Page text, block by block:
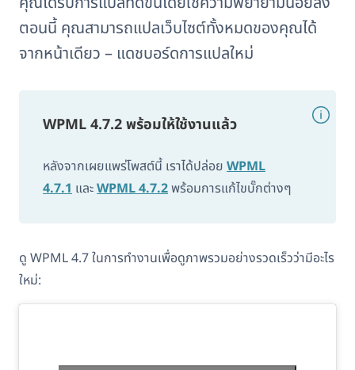
ตอนนี้ คุณสามารถแปลเว็บไซต์ทั้งหมดของคุณได้
จากหน้าเดียว – แดชบอร์ดการแปลใหม่
WPML 4.7.2 พร้อมให้ใช้งานแล้ว
หลังจากเผยแพร่โพสต์นี้ เราได้ปล่อย WPML
4.7.1 และWPML 4.7.2พร้อมการแก้ไขบั๊กต่างๆ
ดู WPML 4.7 ในการทำงานเพื่อดูภาพรวมอย่างรวดเร็วว่ามีอะไร
ใหม่: